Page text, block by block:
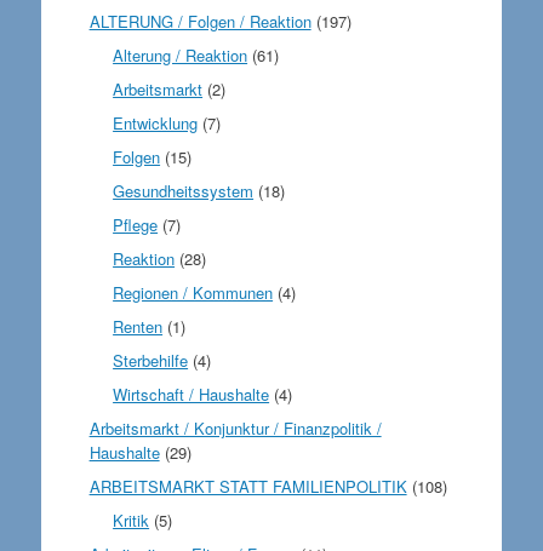
ALTERUNG / Folgen / Reaktion(197)
Alterung / Reaktion (61)
Arbeitsmarkt (2)
Entwicklung (7)
Folgen (15)
Gesundheitssystem (18)
Pflege (7)
Reaktion (28)
Regionen / Kommunen (4)
Renten (1)
Sterbehilfe (4)
Wirtschaft / Haushalte (4)
Arbeitsmarkt / Konjunktur / Finanzpolitik /
Haushalte(29)
ARBEITSMARKT STATT FAMILIENPOLITIK(108)
Kritik (5)